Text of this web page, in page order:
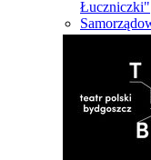
Łuczniczki"